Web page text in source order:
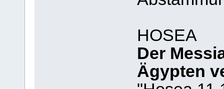
HOSEA
Der
Ägypten